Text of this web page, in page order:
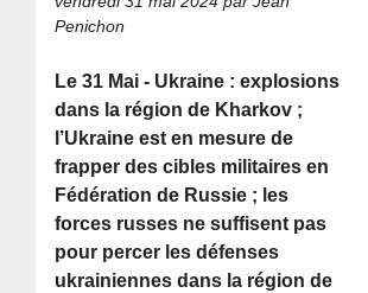
Penichon
Le 31 Mai - Ukraine : explosions
dans la région de Kharkov ;
l’Ukraine est en mesure de
frapper des cibles militaires en
Fédération de Russie ; les
forces russes ne suffisent pas
pour percer les défenses
ukrainiennes dans la région de